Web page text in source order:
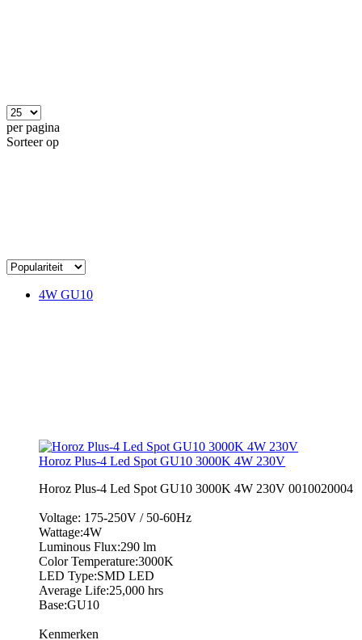
per pagina
Sorteer op
4W GU10
Horoz Plus-4 Led Spot GU10 3000K 4W 230V
Horoz Plus-4 Led Spot GU10 3000K 4W 230V 0010020004
Voltage: 175-250V / 50-60Hz
Wattage:4W
Luminous Flux:290 lm
Color Temperature:3000K
LED Type:SMD LED
Average Life:25,000 hrs
Base:GU10
Kenmerken